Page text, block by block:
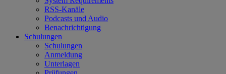
RSS-Kanäle
Podcasts und Audio
Benachrichtigung
Schulungen
Schulungen
Anmeldung
Unterlagen